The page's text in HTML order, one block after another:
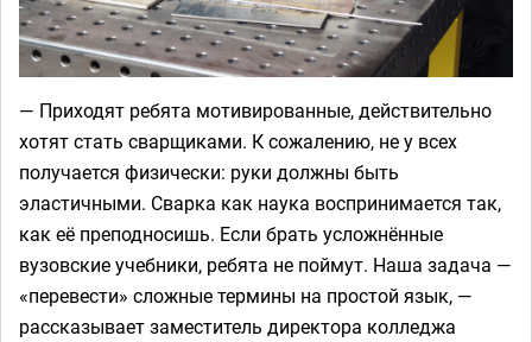
— Приходят ребята мотивированные, действительно
хотят стать сварщиками. К сожалению, не у всех
получается физически: руки должны быть
эластичными. Сварка как наука воспринимается так,
как её преподносишь. Если брать усложнённые
вузовские учебники, ребята не поймут. Наша задача —
«перевести» сложные термины на простой язык, —
рассказывает заместитель директора колледжа